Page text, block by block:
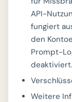
API-
fungiert
den
Prompt-
deaktiviert.
Weitere